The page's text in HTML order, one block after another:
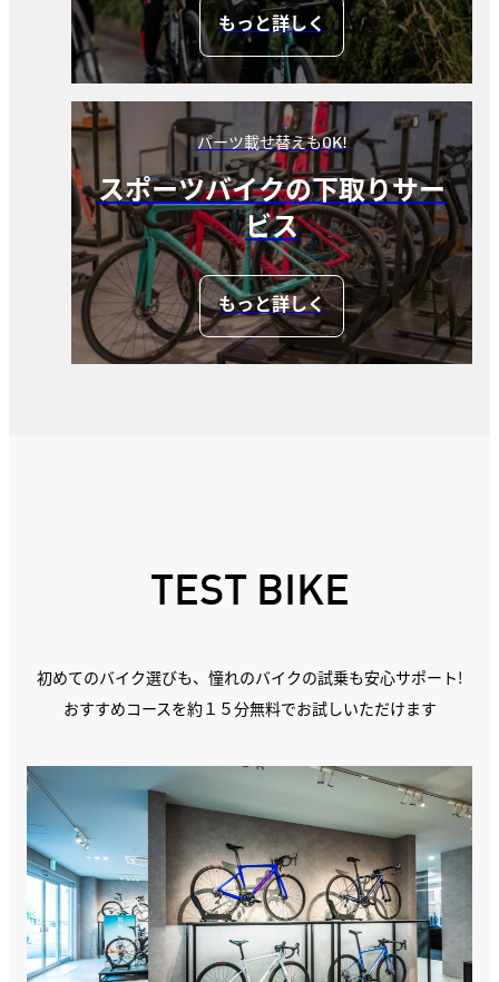
もっと詳しく
パーツ載せ替えもOK!
スポーツバイクの下取りサー
ビス
もっと詳しく
TEST BIKE
初めてのバイク選びも、憧れのバイクの試乗も安心サポート!
おすすめコースを約１５分無料でお試しいただけます